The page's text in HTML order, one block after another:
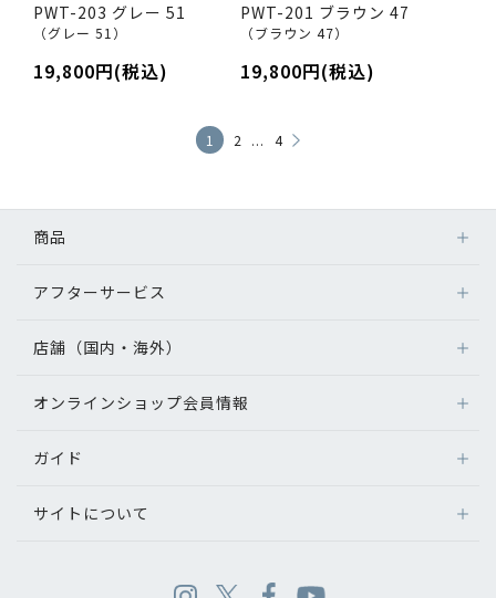
PWT-203 グレー 51
（グレー 51）
19,800円(税込)
PWT-201 ブラウン 47
（ブラウン 47）
19,800円(税込)
1 2 ... 4
商品
アフターサービス
店舗（国内・海外）
オンラインショップ会員情報
ガイド
サイトについて